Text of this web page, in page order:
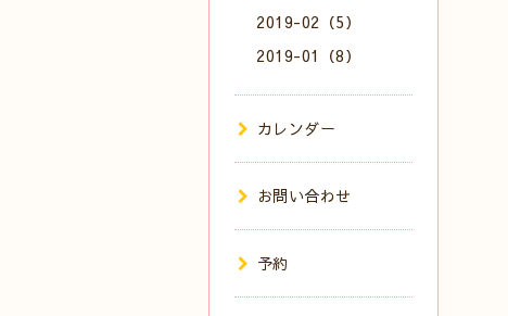
2019-02（5）
2019-01（8）
カレンダー
お問い合わせ
予約